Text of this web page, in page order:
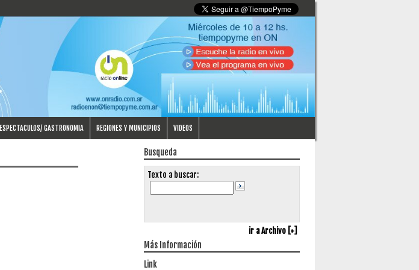
ESPECTACULOS/ GASTRONOMIA REGIONES Y MUNICIPIOS VIDEOS
Busqueda
Texto a buscar:
ir a Archivo [+]
Más Información
Link